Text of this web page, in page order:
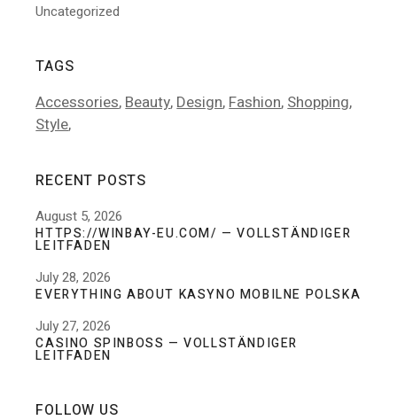
Uncategorized
TAGS
Accessories Beauty Design Fashion Shopping
Style
RECENT POSTS
HTTPS://WINBAY-EU.COM/ — VOLLSTÄNDIGER
LEITFADEN
August 5, 2026
EVERYTHING ABOUT KASYNO MOBILNE POLSKA
July 28, 2026
CASINO SPINBOSS — VOLLSTÄNDIGER
LEITFADEN
July 27, 2026
FOLLOW US